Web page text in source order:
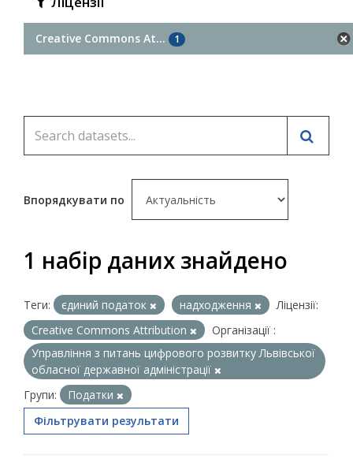
Creative Commons At... 1
Впорядкувати по
1 набір даних знайдено
Теги: єдиний податок надходження
Ліцензії:
Creative Commons Attribution
Організації :
Управління з питань цифрового розвитку Львівської
обласної державної адміністрації
Групи:
Податки
Фільтрувати результати